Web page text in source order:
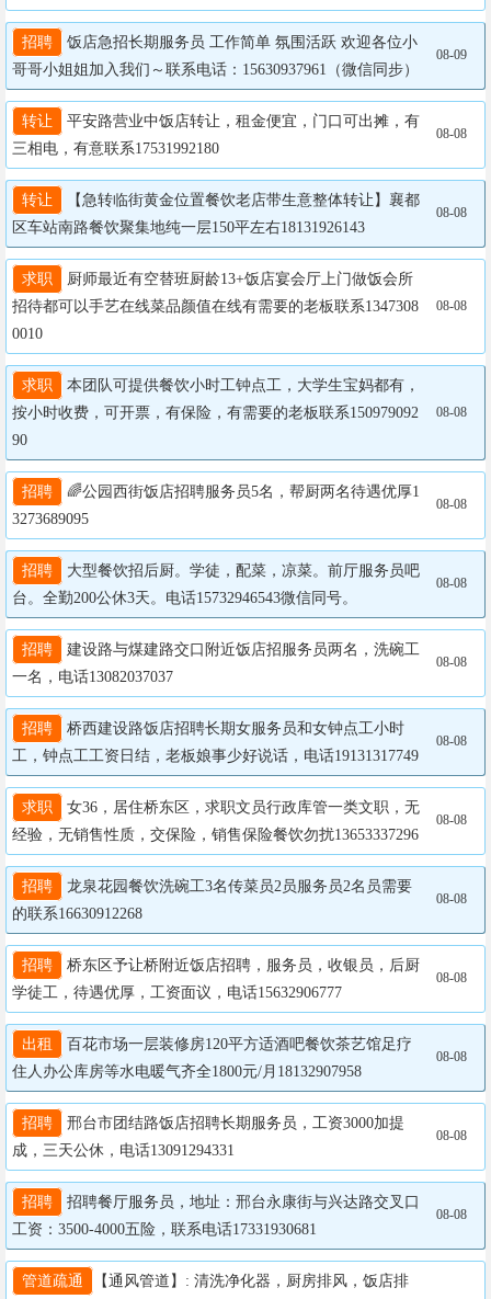
招聘
饭店急招长期服务员 工作简单 氛围活跃 欢迎各位小
哥哥小姐姐加入我们～联系电话：15630937961（微信同步）
08-09
转让
平安路营业中饭店转让，租金便宜，门口可出摊，有
三相电，有意联系17531992180
08-08
转让
【急转临街黄金位置餐饮老店带生意整体转让】襄都
区车站南路餐饮聚集地纯一层150平左右18131926143
08-08
求职
厨师最近有空替班厨龄13+饭店宴会厅上门做饭会所
招待都可以手艺在线菜品颜值在线有需要的老板联系1347308
0010
08-08
求职
本团队可提供餐饮小时工钟点工，大学生宝妈都有，
按小时收费，可开票，有保险，有需要的老板联系150979092
90
08-08
招聘
🌈公园西街饭店招聘服务员5名，帮厨两名待遇优厚1
3273689095
08-08
招聘
大型餐饮招后厨。学徒，配菜，凉菜。前厅服务员吧
台。全勤200公休3天。电话15732946543微信同号。
08-08
招聘
建设路与煤建路交口附近饭店招服务员两名，洗碗工
一名，电话13082037037
08-08
招聘
桥西建设路饭店招聘长期女服务员和女钟点工小时
工，钟点工工资日结，老板娘事少好说话，电话19131317749
08-08
求职
女36，居住桥东区，求职文员行政库管一类文职，无
经验，无销售性质，交保险，销售保险餐饮勿扰13653337296
08-08
招聘
龙泉花园餐饮洗碗工3名传菜员2员服务员2名员需要
的联系16630912268
08-08
招聘
桥东区予让桥附近饭店招聘，服务员，收银员，后厨
学徒工，待遇优厚，工资面议，电话15632906777
08-08
出租
百花市场一层装修房120平方适酒吧餐饮茶艺馆足疗
住人办公库房等水电暖气齐全1800元/月18132907958
08-08
招聘
邢台市团结路饭店招聘长期服务员，工资3000加提
成，三天公休，电话13091294331
08-08
招聘
招聘餐厅服务员，地址：邢台永康街与兴达路交叉口
工资：3500-4000五险，联系电话17331930681
08-08
管道疏通 【通风管道】: 清洗净化器，厨房排风，饭店排